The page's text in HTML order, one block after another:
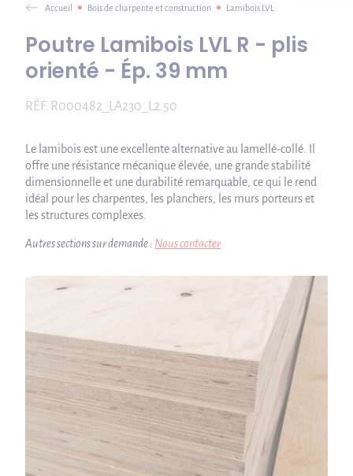
Accueil Bois de charpente et construction Lamibois LVL
Poutre Lamibois LVL R - plis
orienté - Ép. 39 mm
RÉF. R000482_LA230_L2.50
Le lamibois est une excellente alternative au lamellé-collé. Il
offre une résistance mécanique élevée, une grande stabilité
dimensionnelle et une durabilité remarquable, ce qui le rend
idéal pour les charpentes, les planchers, les murs porteurs et
les structures complexes.
Autres sections sur demande : Nous contacter